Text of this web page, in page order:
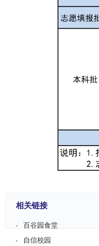
相关链接
百谷园食堂
自信校园